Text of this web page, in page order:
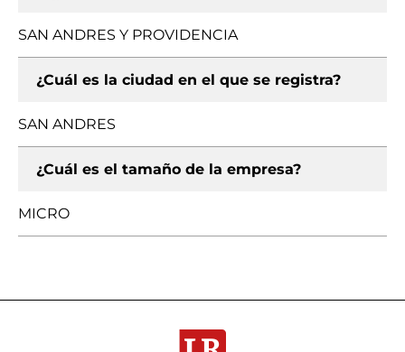
SAN ANDRES Y PROVIDENCIA
¿Cuál es la ciudad en el que se registra?
SAN ANDRES
¿Cuál es el tamaño de la empresa?
MICRO